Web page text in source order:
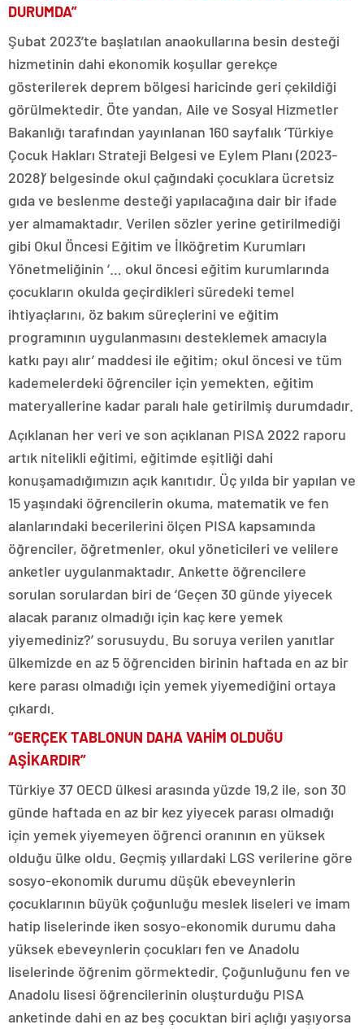
DURUMDA”
Şubat 2023’te başlatılan anaokullarına besin desteği
hizmetinin dahi ekonomik koşullar gerekçe
gösterilerek deprem bölgesi haricinde geri çekildiği
görülmektedir. Öte yandan, Aile ve Sosyal Hizmetler
Bakanlığı tarafından yayınlanan 160 sayfalık ‘Türkiye
Çocuk Hakları Strateji Belgesi ve Eylem Planı (2023-
2028)’ belgesinde okul çağındaki çocuklara ücretsiz
gıda ve beslenme desteği yapılacağına dair bir ifade
yer almamaktadır. Verilen sözler yerine getirilmediği
gibi Okul Öncesi Eğitim ve İlköğretim Kurumları
Yönetmeliğinin ‘… okul öncesi eğitim kurumlarında
çocukların okulda geçirdikleri süredeki temel
ihtiyaçlarını, öz bakım süreçlerini ve eğitim
programının uygulanmasını desteklemek amacıyla
katkı payı alır’ maddesi ile eğitim; okul öncesi ve tüm
kademelerdeki öğrenciler için yemekten, eğitim
materyallerine kadar paralı hale getirilmiş durumdadır.
Açıklanan her veri ve son açıklanan PISA 2022 raporu
artık nitelikli eğitimi, eğitimde eşitliği dahi
konuşamadığımızın açık kanıtıdır. Üç yılda bir yapılan ve
15 yaşındaki öğrencilerin okuma, matematik ve fen
alanlarındaki becerilerini ölçen PISA kapsamında
öğrenciler, öğretmenler, okul yöneticileri ve velilere
anketler uygulanmaktadır. Ankette öğrencilere
sorulan sorulardan biri de ‘Geçen 30 günde yiyecek
alacak paranız olmadığı için kaç kere yemek
yiyemediniz?’ sorusuydu. Bu soruya verilen yanıtlar
ülkemizde en az 5 öğrenciden birinin haftada en az bir
kere parası olmadığı için yemek yiyemediğini ortaya
çıkardı.
“GERÇEK TABLONUN DAHA VAHİM OLDUĞU
AŞİKARDIR”
Türkiye 37 OECD ülkesi arasında yüzde 19,2 ile, son 30
günde haftada en az bir kez yiyecek parası olmadığı
için yemek yiyemeyen öğrenci oranının en yüksek
olduğu ülke oldu. Geçmiş yıllardaki LGS verilerine göre
sosyo-ekonomik durumu düşük ebeveynlerin
çocuklarının büyük çoğunluğu meslek liseleri ve imam
hatip liselerinde iken sosyo-ekonomik durumu daha
yüksek ebeveynlerin çocukları fen ve Anadolu
liselerinde öğrenim görmektedir. Çoğunluğunu fen ve
Anadolu lisesi öğrencilerinin oluşturduğu PISA
anketinde dahi en az beş çocuktan biri açlığı yaşıyorsa